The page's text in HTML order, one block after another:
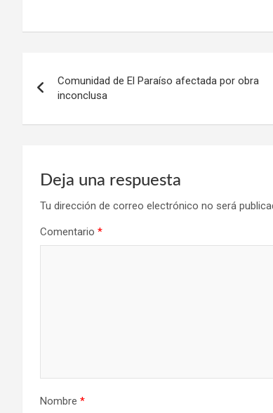
de
entradas
Comunidad de El Paraíso afectada por obra
inconclusa
Deja una respuesta
Tu dirección de correo electrónico no será
Comentario *
Nombre *